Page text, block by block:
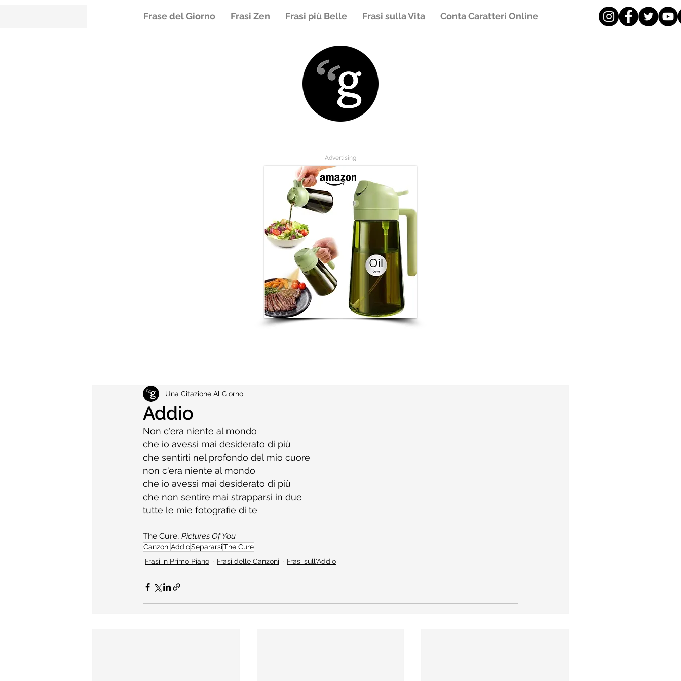
Frase del Giorno Frasi Zen Frasi più Belle Frasi sulla Vita Conta Caratteri Online
Addio
Una Citazione Al Giorno
Non c'era niente al mondo
che io avessi mai desiderato di più
che sentirti nel profondo del mio cuore
non c'era niente al mondo
che io avessi mai desiderato di più
che non sentire mai strapparsi in due
tutte le mie fotografie di te
The Cure, Pictures Of You
CanzoniAddioSepararsiThe Cure
Frasi in Primo Piano
Frasi delle Canzoni Frasi sull'Addio
Advertising